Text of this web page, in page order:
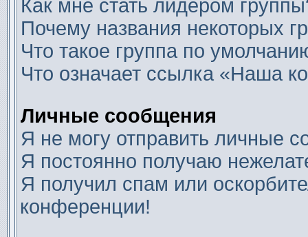
Как мне стать лидером
Почему названия некоторых
Что такое группа по
Что означает ссылка «Наша
Личные сообщения
Я не могу отправить личные
Я постоянно получаю
Я получил спам или
конференции!